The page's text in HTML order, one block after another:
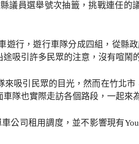
議員選舉號次抽籤，挑戰連任的
行，遊行車隊分成四組，從縣
吸引許多民眾的注意，沒有喧鬧
吸引民眾的目光，然而在竹北
隊也實際走訪各個路段，一起來
公司租用調度，並不影響現有